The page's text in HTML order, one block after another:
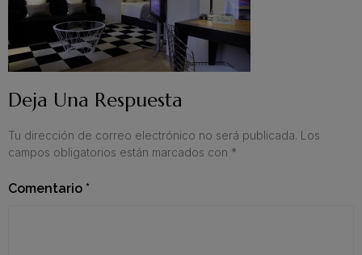
Deja Una Respuesta
Tu dirección de correo electrónico no será publicada. Los
campos obligatorios están marcados con *
Comentario *